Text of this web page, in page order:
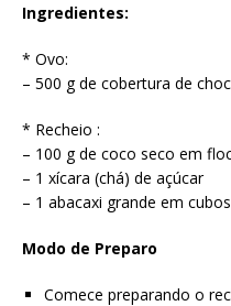
Ingredientes:
* Ovo:
– 500 g de cobertura de
* Recheio :
– 100 g de coco seco em
– 1 xícara (chá) de açúcar
– 1 abacaxi grande em
Modo de Preparo
Comece preparando o